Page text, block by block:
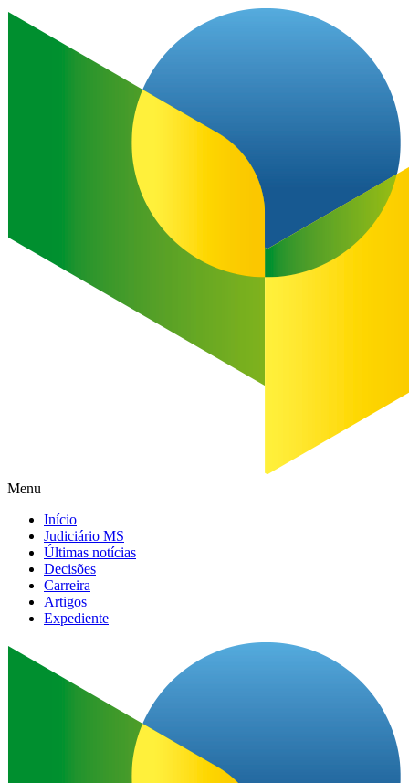
Menu
Início
Judiciário MS
Últimas notícias
Decisões
Carreira
Artigos
Expediente